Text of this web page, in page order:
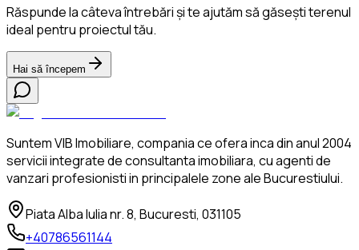
Răspunde la câteva întrebări și te ajutăm să găsești terenul
ideal pentru proiectul tău.
Hai să începem
Suntem VIB Imobiliare, compania ce ofera inca din anul 2004
servicii integrate de consultanta imobiliara, cu agenti de
vanzari profesionisti in principalele zone ale Bucurestiului.
Piata Alba Iulia nr. 8, Bucuresti, 031105
+40786561144